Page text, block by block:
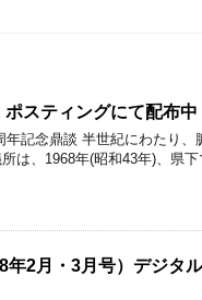
ポスティングにて配布中
年記念鼎談 半世紀にわたり
は、1968年(昭和43年)、県
年2月・3月号）デジタ